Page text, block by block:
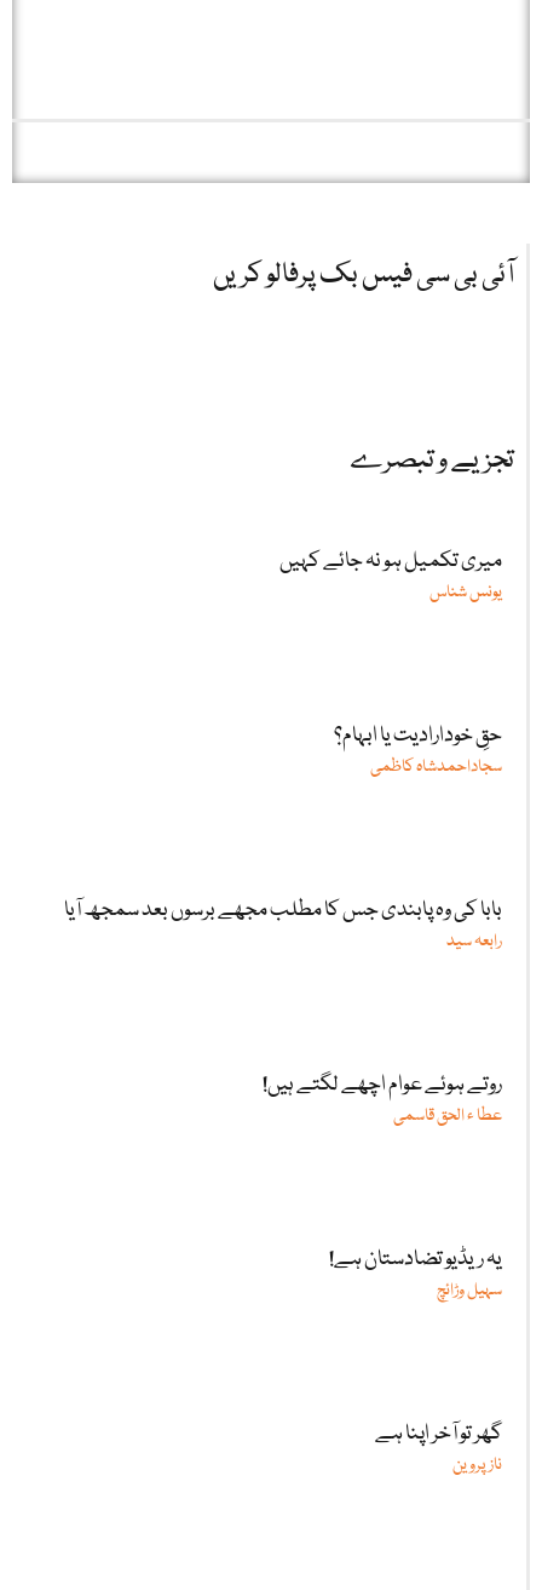
آئی بی سی فیس بک پرفالو کریں
تجزیے و تبصرے
میری تکمیل ہو نہ جائے کہیں
یونس شناس
حقِ خودارادیت یا ابہام؟
سجاداحمدشاہ کاظمی
بابا کی وہ پابندی جس کا مطلب مجھے برسوں بعد سمجھ آیا
رابعہ سید
روتے ہوئے عوام اچھے لگتے ہیں!
عطا ء الحق قاسمی
یہ ریڈیو تضادستان ہے!
سہیل وڑائچ
گھر تو آخر اپنا ہے
ناز پروین